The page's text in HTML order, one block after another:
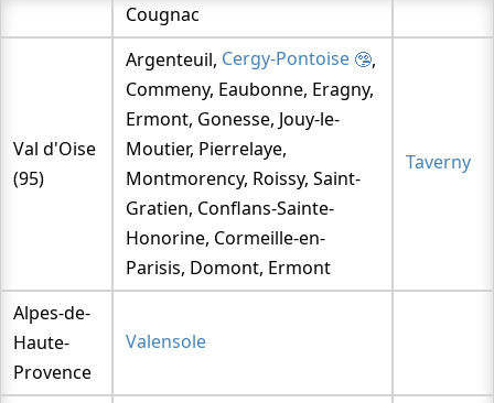
La vague de 1954
La vague de 1959
La vague de 1964
La vague de 1967
Vague de 1973
La vague de 1979/1980
Le SEPRA
COMETA
Cougnac
Val d'Oise
(95)
Argenteuil, Cergy-Pontoise
,
Commeny, Eaubonne, Eragny,
Ermont, Gonesse, Jouy-le-
Moutier, Pierrelaye,
Montmorency, Roissy, Saint-
Gratien, Conflans-Sainte-
Honorine, Cormeille-en-
Parisis, Domont, Ermont
Taverny
Alpes-de-
Haute-
Provence
Valensole